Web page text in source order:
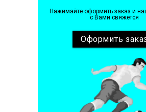
Нажимайте оформить заказ и
с Вами свяжется
Оформить